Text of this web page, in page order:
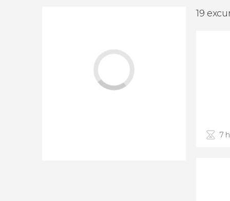
19
7